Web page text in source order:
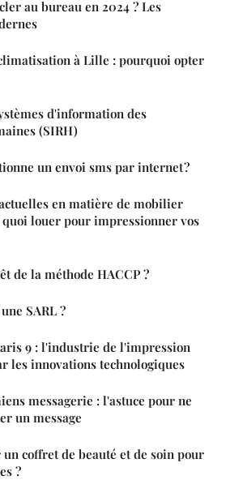
au bureau en 2024 ? Les
à Lille : pourquoi opter
d'information des
(SIRH)
un envoi sms par internet ?
en matière de mobilier
louer pour impressionner vos
de la méthode HACCP ?
SARL ?
9 : l'industrie de l'impression
les innovations technologiques
messagerie : l'astuce pour ne
un message
coffret de beauté et de soin pour
?